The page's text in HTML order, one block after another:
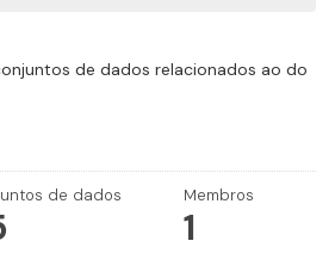
de dados relacionados ao do
de dados Membros
1